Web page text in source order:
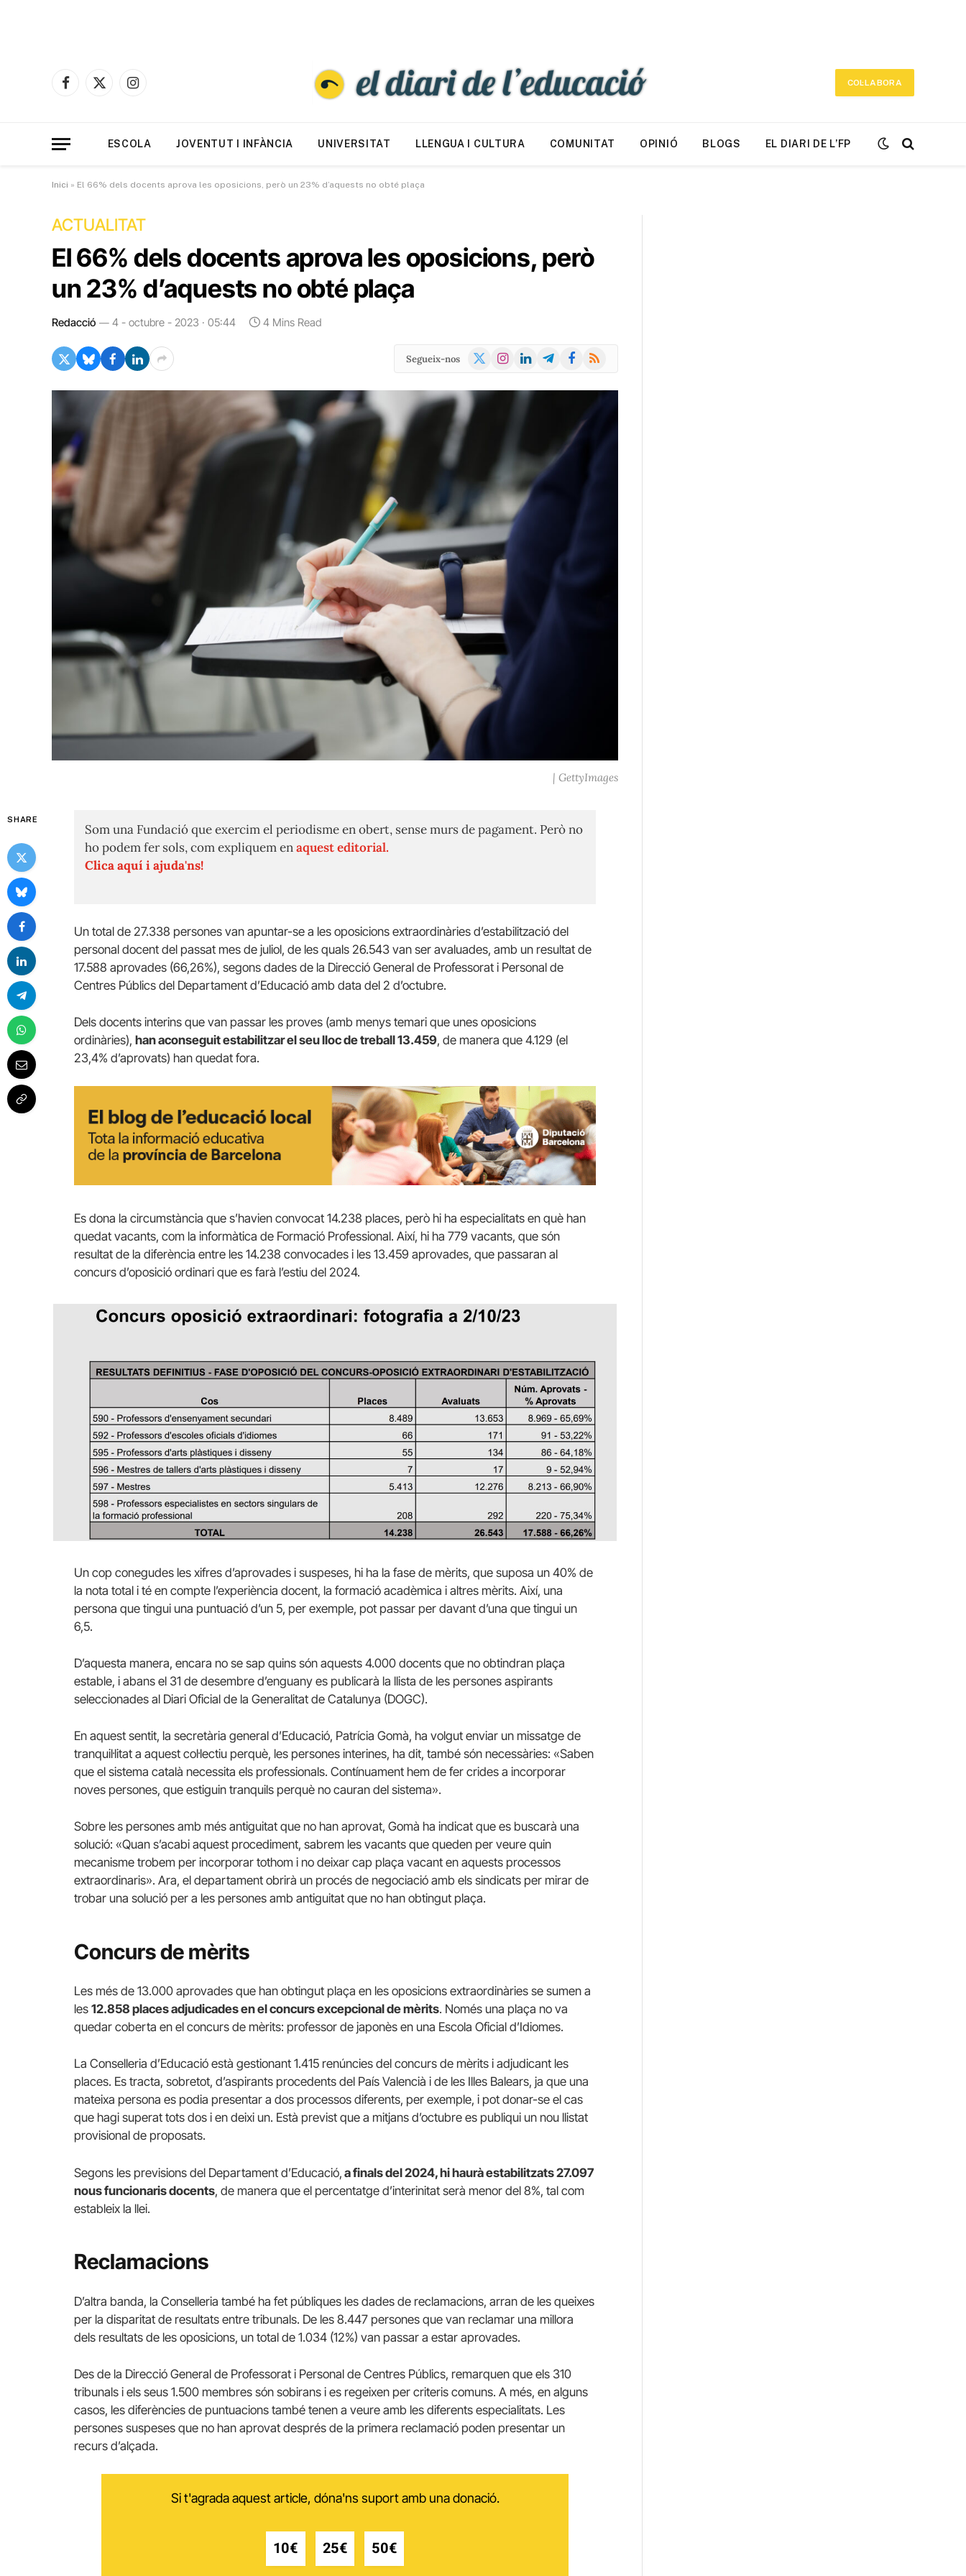
Facebook
X
Instagram
COL·LABORA
ESCOLA JOVENTUT I INFÀNCIA UNIVERSITAT LLENGUA I CULTURA COMUNITAT OPINIÓ BLOGS EL DIARI DE L’FP
Inici » El 66% dels docents aprova les oposicions, però un 23% d’aquests no obté plaça
ACTUALITAT
El 66% dels docents aprova les oposicions, però
un 23% d’aquests no obté plaça
Redacció 4 - octubre - 2023 · 05:44 4 Mins Read
Segueix-nos
X
Instagram
LinkedInTelegramFacebook
RSS
| GettyImages
SHARE
Som una Fundació que exercim el periodisme en obert, sense murs de pagament. Però no
ho podem fer sols, com expliquem enaquest editorial.
Clica aquí i ajuda'ns!
Un total de 27.338 persones van apuntar-se a les oposicions extraordinàries d’estabilització del
personal docent del passat mes de juliol, de les quals 26.543 van ser avaluades, amb un resultat de
17.588 aprovades (66,26%), segons dades de la Direcció General de Professorat i Personal de
Centres Públics del Departament d’Educació amb data del 2 d’octubre.
Dels docents interins que van passar les proves (amb menys temari que unes oposicions
ordinàries), han aconseguit estabilitzar el seu lloc de treball 13.459, de manera que 4.129 (el
23,4% d’aprovats) han quedat fora.
Es dona la circumstància que s’havien convocat 14.238 places, però hi ha especialitats en què han
quedat vacants, com la informàtica de Formació Professional. Així, hi ha 779 vacants, que són
resultat de la diferència entre les 14.238 convocades i les 13.459 aprovades, que passaran al
concurs d’oposició ordinari que es farà l’estiu del 2024.
Un cop conegudes les xifres d’aprovades i suspeses, hi ha la fase de mèrits, que suposa un 40% de
la nota total i té en compte l’experiència docent, la formació acadèmica i altres mèrits. Així, una
persona que tingui una puntuació d’un 5, per exemple, pot passar per davant d’una que tingui un
6,5.
D’aquesta manera, encara no se sap quins són aquests 4.000 docents que no obtindran plaça
estable, i abans el 31 de desembre d’enguany es publicarà la llista de les persones aspirants
seleccionades al Diari Oficial de la Generalitat de Catalunya (DOGC).
En aquest sentit, la secretària general d’Educació, Patrícia Gomà, ha volgut enviar un missatge de
tranquil·litat a aquest col·lectiu perquè, les persones interines, ha dit, també són necessàries: «Saben
que el sistema català necessita els professionals. Contínuament hem de fer crides a incorporar
noves persones, que estiguin tranquils perquè no cauran del sistema».
Sobre les persones amb més antiguitat que no han aprovat, Gomà ha indicat que es buscarà una
solució: «Quan s’acabi aquest procediment, sabrem les vacants que queden per veure quin
mecanisme trobem per incorporar tothom i no deixar cap plaça vacant en aquests processos
extraordinaris». Ara, el departament obrirà un procés de negociació amb els sindicats per mirar de
trobar una solució per a les persones amb antiguitat que no han obtingut plaça.
Concurs de mèrits
Les més de 13.000 aprovades que han obtingut plaça en les oposicions extraordinàries se sumen a
les 12.858 places adjudicades en el concurs excepcional de mèrits. Només una plaça no va
quedar coberta en el concurs de mèrits: professor de japonès en una Escola Oficial d’Idiomes.
La Conselleria d’Educació està gestionant 1.415 renúncies del concurs de mèrits i adjudicant les
places. Es tracta, sobretot, d’aspirants procedents del País Valencià i de les Illes Balears, ja que una
mateixa persona es podia presentar a dos processos diferents, per exemple, i pot donar-se el cas
que hagi superat tots dos i en deixi un. Està previst que a mitjans d’octubre es publiqui un nou llistat
provisional de proposats.
Segons les previsions del Departament d’Educació, a finals del 2024, hi haurà estabilitzats 27.097
nous funcionaris docents, de manera que el percentatge d’interinitat serà menor del 8%, tal com
estableix la llei.
Reclamacions
D’altra banda, la Conselleria també ha fet públiques les dades de reclamacions, arran de les queixes
per la disparitat de resultats entre tribunals. De les 8.447 persones que van reclamar una millora
dels resultats de les oposicions, un total de 1.034 (12%) van passar a estar aprovades.
Des de la Direcció General de Professorat i Personal de Centres Públics, remarquen que els 310
tribunals i els seus 1.500 membres són sobirans i es regeixen per criteris comuns. A més, en alguns
casos, les diferències de puntuacions també tenen a veure amb les diferents especialitats. Les
persones suspeses que no han aprovat després de la primera reclamació poden presentar un
recurs d’alçada.
Si t'agrada aquest article, dóna'ns suport amb una donació.
10€ 25€ 50€